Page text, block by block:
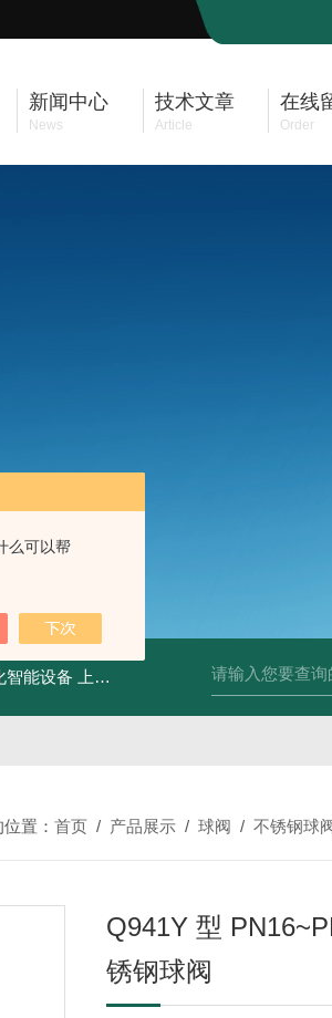
么可以帮
新闻中心
News
技术文章
Article
在线
Order
智能设备 上海油污分离设备 上海实验室废水
位置：首页 / 产品展示 /球阀 /不锈钢球
Q941Y 型
锈钢球阀